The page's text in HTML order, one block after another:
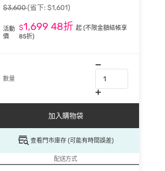
$3,600(省下: $1,601)
活動
價
$1,699 48折 起 (不限金額結帳享
85折)
數量
加入購物袋
查看門市庫存 (可能有時間誤差)
配送方式